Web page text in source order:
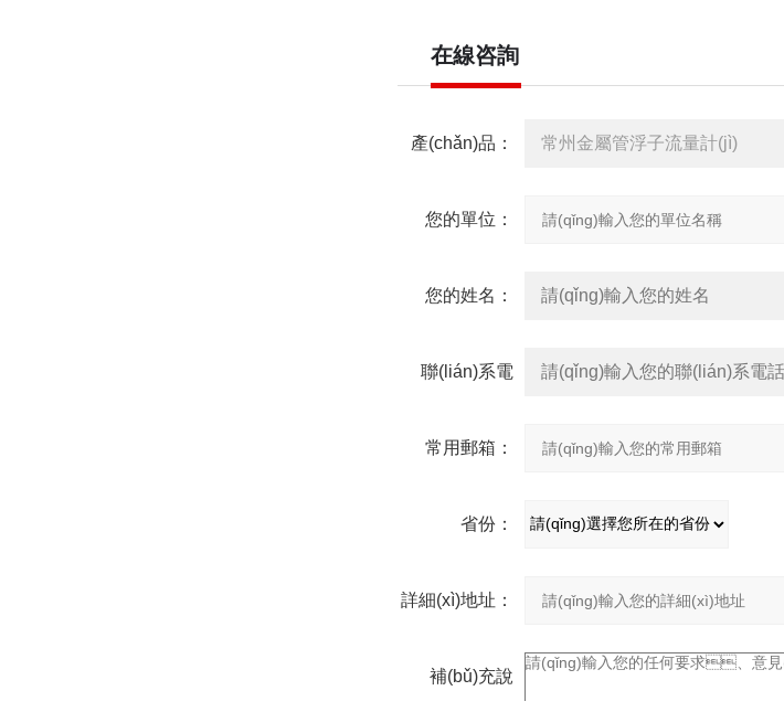
在線咨詢
產(chǎn)品：
您的單位：
您的姓名：
聯(lián)系電
常用郵箱：
省份：
詳細(xì)地址：
補(bǔ)充說